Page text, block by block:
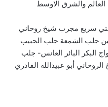
العالم والشرق الاوسط
سريع مجرب شيخ روحاني
جلب الشمعة جلب الحبيب
البكر البائر العانس- جلب
أبو عبيدالله القادري